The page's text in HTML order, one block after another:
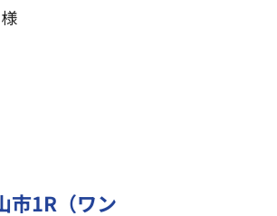
市1R（ワン